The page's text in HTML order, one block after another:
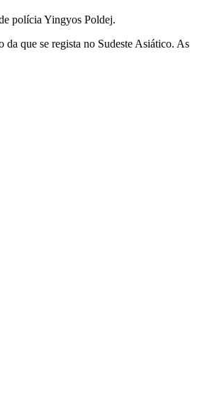
polícia Yingyos Poldej.
que se regista no Sudeste Asiático. As